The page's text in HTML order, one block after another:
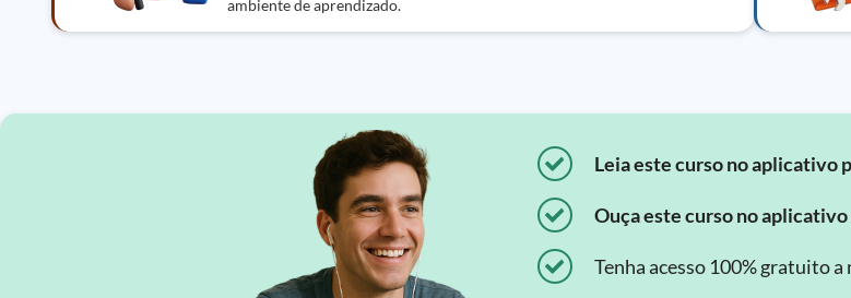
ambiente de aprendizado.
Leia este curso no aplicativo
Ouça este curso no
Tenha acesso 100% gratuito